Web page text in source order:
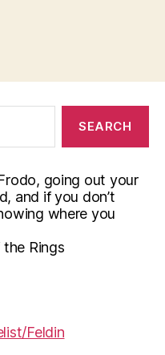
going out your
and if you don’t
where you
the Rings
Feldin